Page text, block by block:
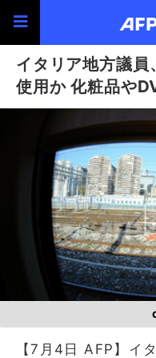
イタリア地方議
使用か 化粧品や
【7月4日 AFP】イ